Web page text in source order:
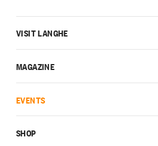
VISIT LANGHE
MAGAZINE
EVENTS
SHOP